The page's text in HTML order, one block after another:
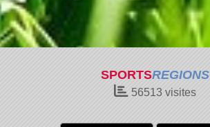
SPORTSREGIONS
56513visites